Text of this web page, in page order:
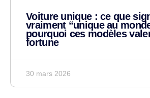
Voiture unique : ce que
vraiment “unique au
pourquoi ces modèles
fortune
30 mars 2026